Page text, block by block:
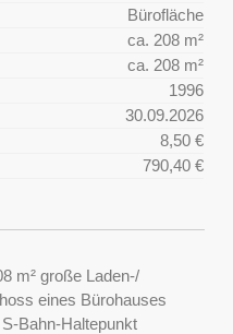
Bürofläche
ca. 208 m²
ca. 208 m²
1996
30.09.2026
8,50 €
790,40 €
m² große Laden-/
eines Bürohauses
Bahn-Haltepunkt